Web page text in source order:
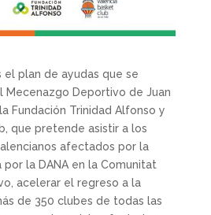
el plan de ayudas que se
Mecenazgo Deportivo de Juan
Fundación Trinidad Alfonso y
que pretende asistir a los
afectados por la
la DANA en la Comunitat
acelerar el regreso a la
de 350 clubes de todas las